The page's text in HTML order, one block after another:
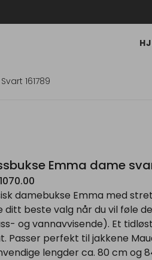
161789
Emma dame
damebukse Emma med
beste valg når du vil føle
og vannavvisende). Et
Passer perfekt til jakkene
lengder ca. 80 cm og